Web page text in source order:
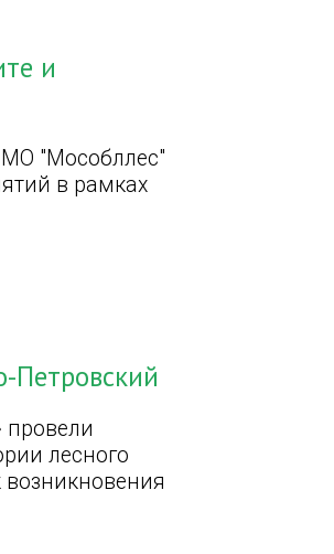
и
"Мособллес"
в рамках
Петровский
лесного
возникновения